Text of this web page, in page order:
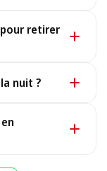
nousretirer
un permis de
nuit ?
numéro de
en charge